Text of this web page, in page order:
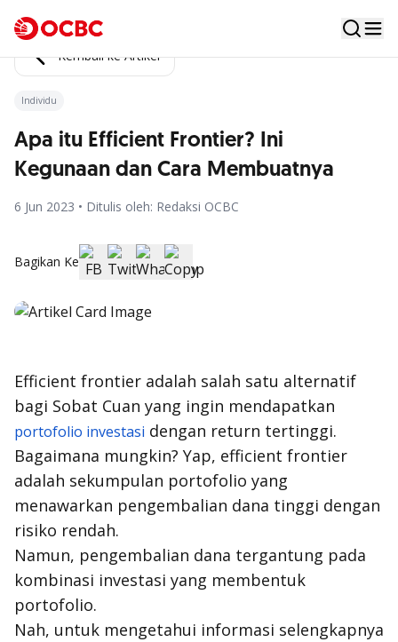
Kembali ke Artikel
Individu
Apa itu Efficient Frontier? Ini
Kegunaan dan Cara Membuatnya
6 Jun 2023 • Ditulis oleh: Redaksi OCBC
Bagikan Ke
Efficient frontier adalah salah satu alternatif
bagi Sobat Cuan yang ingin mendapatkan
portofolio investasi dengan return tertinggi.
Bagaimana mungkin? Yap, efficient frontier
adalah sekumpulan portofolio yang
menawarkan pengembalian dana tinggi dengan
risiko rendah.
Namun, pengembalian dana tergantung pada
kombinasi investasi yang membentuk
portofolio.
Nah, untuk mengetahui informasi selengkapnya